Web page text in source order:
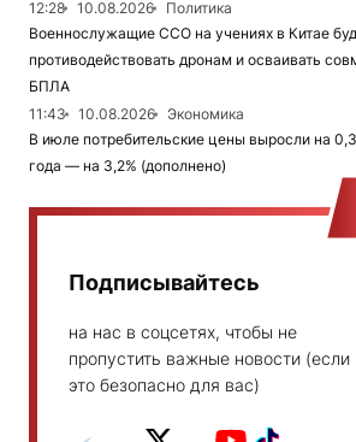
12:28
10.08.2026
Политика
Военнослужащие ССО на учениях в Китае
противодействовать дронам и осваивать
БПЛА
11:43
10.08.2026
Экономика
В июле потребительские цены выросли на
года — на 3,2% (дополнено)
Подписывайтесь
на нас в соцсетях, чтобы не
пропустить важные новости (если
это безопасно для вас)